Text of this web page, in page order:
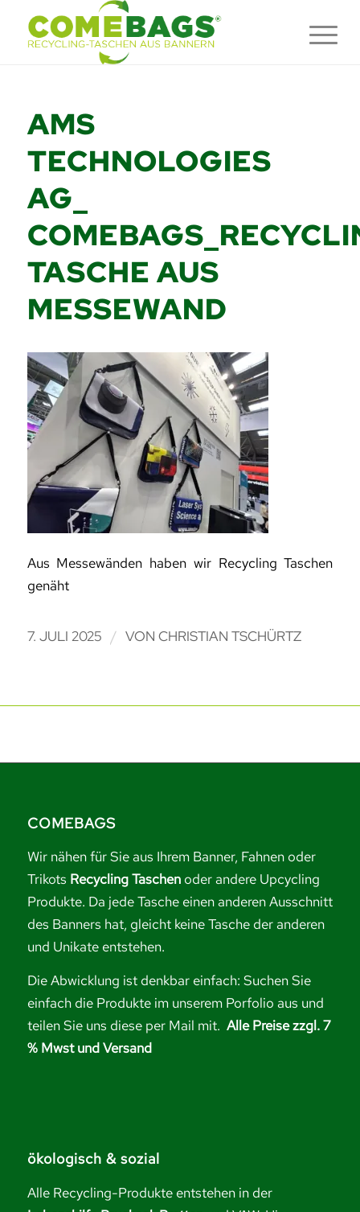
AMS
TECHNOLOGIES
AG_
TASCHE AUS
MESSEWAND
Aus Messewänden haben wir Recycling Taschen
genäht
7. JULI 2025 / VON CHRISTIAN TSCHÜRTZ
COMEBAGS
Wir nähen für Sie aus Ihrem Banner, Fahnen oder
Trikots Recycling Taschenoder andere Upcycling
Produkte. Da jede Tasche einen anderen Ausschnitt
des Banners hat, gleicht keine Tasche der anderen
und Unikate entstehen.
Die Abwicklung ist denkbar einfach: Suchen Sie
einfach die Produkte im unserem Porfolio aus und
teilen Sie uns diese per Mail mit. Alle Preise zzgl. 7
% Mwst und Versand
ökologisch & sozial
Alle Recycling-Produkte entstehen in der